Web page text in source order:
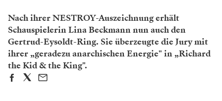
Nach ihrer NESTROY-Auszeichnung erhält
Schauspielerin Lina Beckmann nun auch den
Gertrud-Eysoldt-Ring. Sie überzeugte die Jury mit
ihrer „geradezu anarchischen Energie" in „Richard
the Kid & the King".